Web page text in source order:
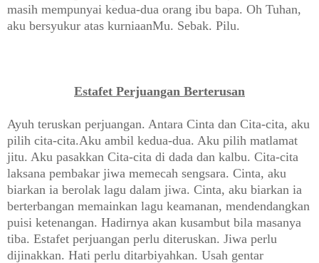
masih mempunyai kedua-dua orang ibu bapa. Oh Tuhan,
aku bersyukur atas kurniaanMu. Sebak. Pilu.
Estafet Perjuangan Berterusan
Ayuh teruskan perjuangan. Antara Cinta dan Cita-cita, aku
pilih cita-cita.Aku ambil kedua-dua. Aku pilih matlamat
jitu. Aku pasakkan Cita-cita di dada dan kalbu. Cita-cita
laksana pembakar jiwa memecah sengsara. Cinta, aku
biarkan ia berolak lagu dalam jiwa. Cinta, aku biarkan ia
berterbangan memainkan lagu keamanan, mendendangkan
puisi ketenangan. Hadirnya akan kusambut bila masanya
tiba. Estafet perjuangan perlu diteruskan. Jiwa perlu
dijinakkan. Hati perlu ditarbiyahkan. Usah gentar